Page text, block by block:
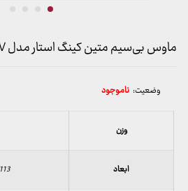
ماوس بی‌سیم متین کینگ استار مدل KM535RW
وضعیت: ناموجود
وزن
ابعاد 113 × 57 × 25 میلی‌متر